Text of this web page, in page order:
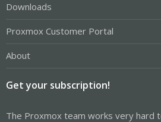
Downloads
Proxmox Customer Portal
About
Get your subscription!
The Proxmox team works very hard